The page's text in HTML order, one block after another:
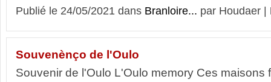
Publié le 24/05/2021 dans Branloire... par Houdaer |
Souvenènço de l'Oulo
Souvenir de l'Oulo L'Oulo memory Ces maisons